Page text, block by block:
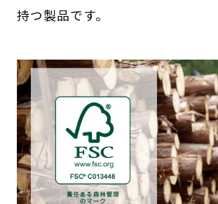
持つ製品です。